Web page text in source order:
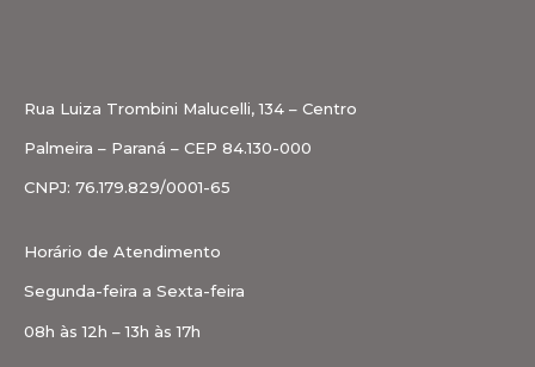
Rua Luiza Trombini Malucelli, 134 – Centro
Palmeira – Paraná – CEP 84.130-000
CNPJ: 76.179.829/0001-65
Horário de Atendimento
Segunda-feira a Sexta-feira
08h às 12h – 13h às 17h